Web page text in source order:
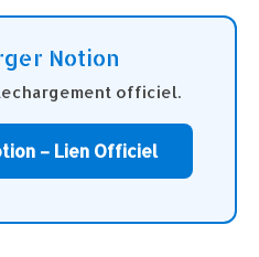
Notion
officiel.
– Lien Officiel